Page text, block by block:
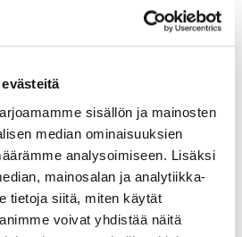
sisällön ja mainosten
median ominaisuuksien
analysoimiseen. Lisäksi
mainosalan ja analytiikka-
tietoja siitä, miten käytät
voivat yhdistää näitä
Hillonevan
koskeva perusteltu